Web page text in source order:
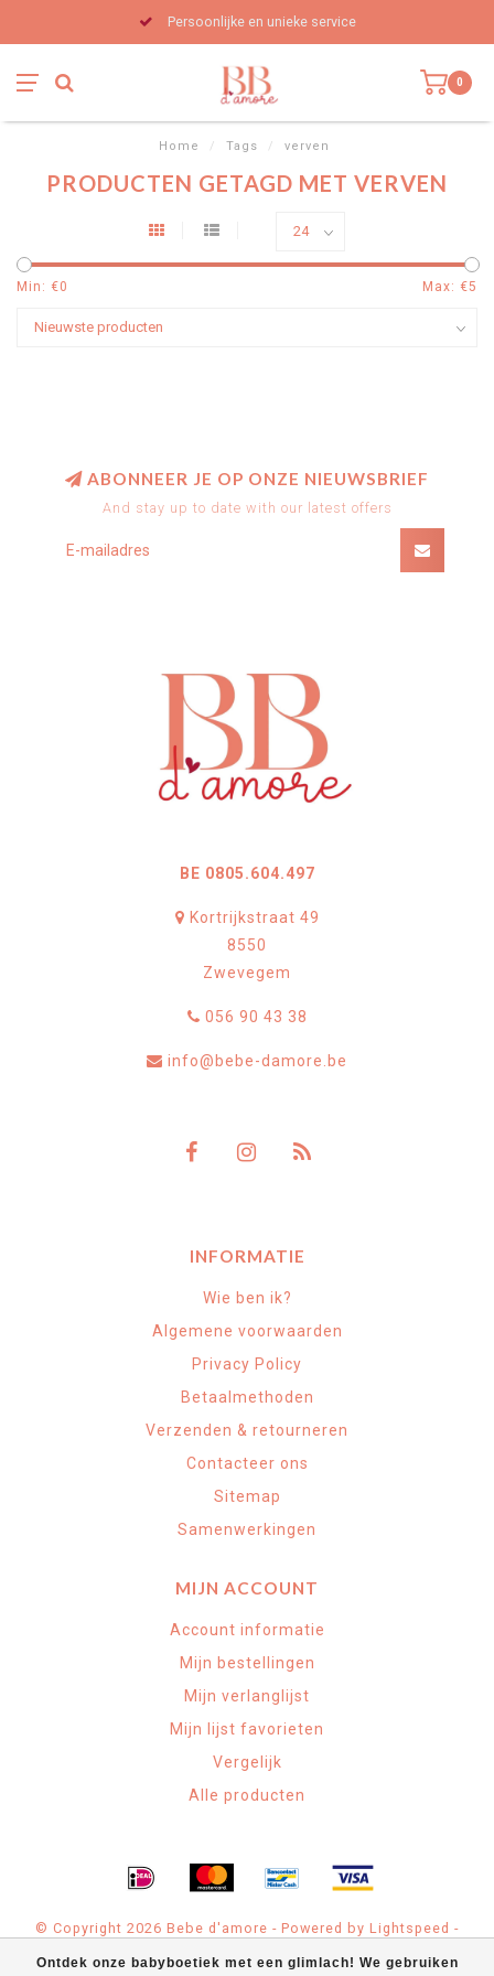
Persoonlijke en unieke service
0
Home / Tags / verven
PRODUCTEN GETAGD MET VERVEN
Min: €0 Max: €5
Ontdek onze babyboetiek met een glimlach! We gebruiken
ABONNEER JE OP ONZE NIEUWSBRIEF
And stay up to date with our latest offers
BE 0805.604.497
Kortrijkstraat 49
8550
Zwevegem
056 90 43 38
info@bebe-damore.be
INFORMATIE
Wie ben ik?
Algemene voorwaarden
Privacy Policy
Betaalmethoden
Verzenden & retourneren
Contacteer ons
Sitemap
Samenwerkingen
MIJN ACCOUNT
Account informatie
Mijn bestellingen
Mijn verlanglijst
Mijn lijst favorieten
Vergelijk
Alle producten
© Copyright 2026 Bebe d'amore - Powered by Lightspeed -